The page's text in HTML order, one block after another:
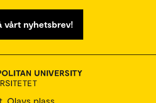
vårt nyhetsbrev!
Olavs plass